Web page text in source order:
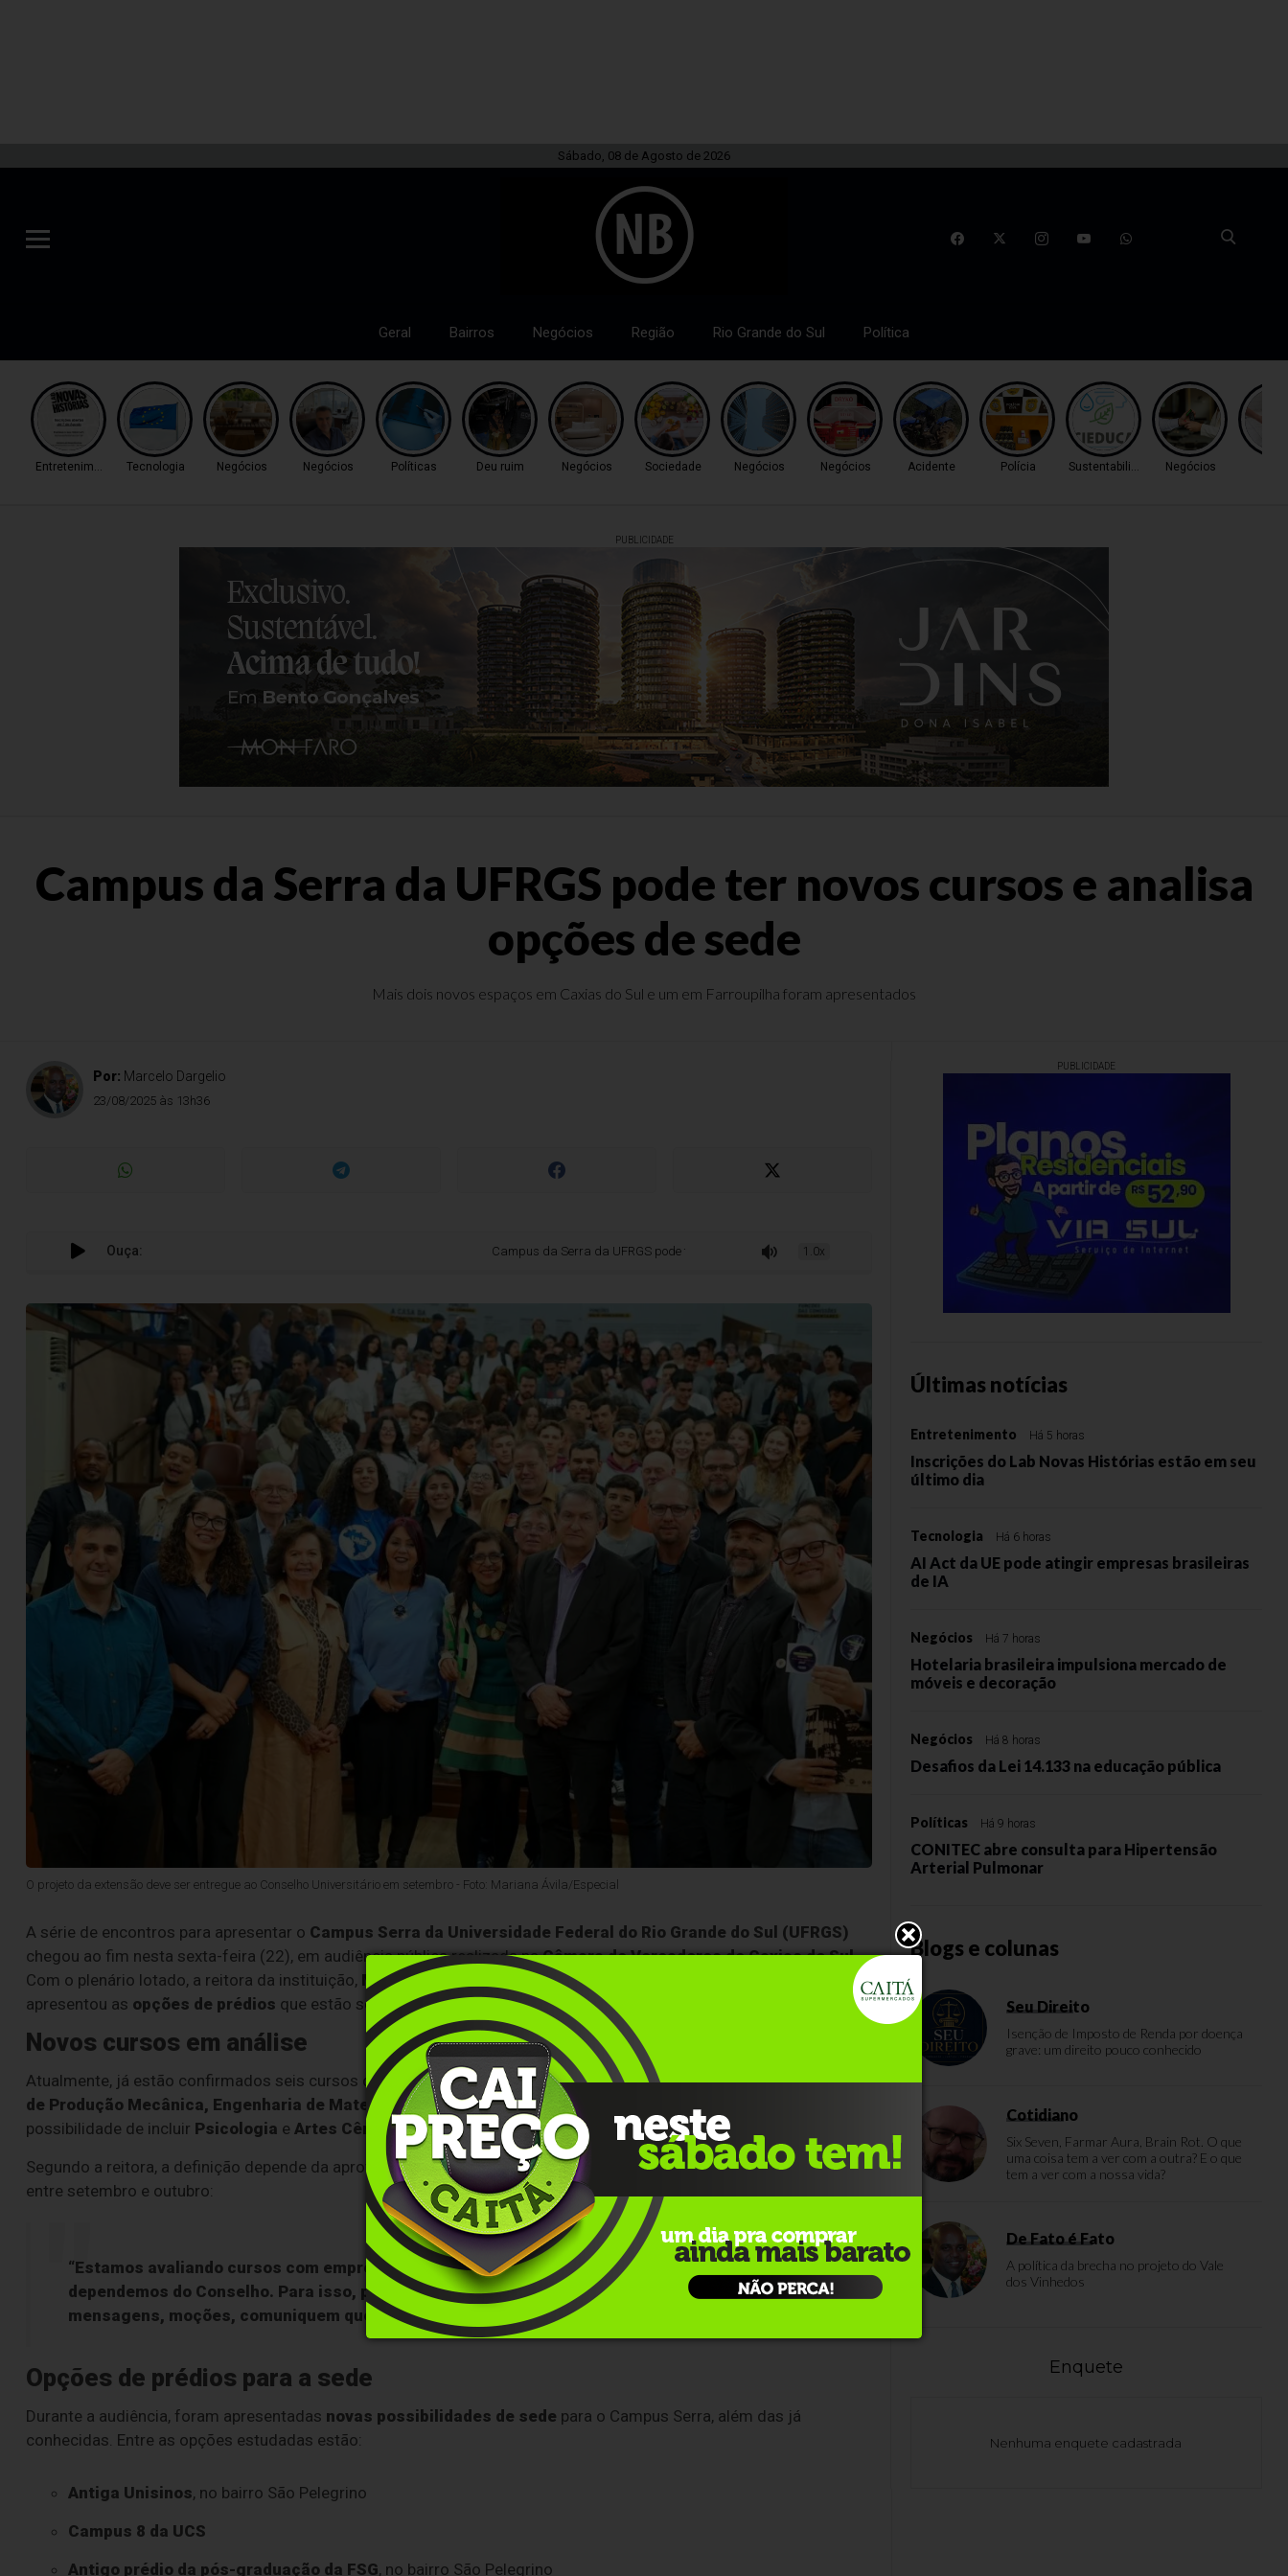
Sábado, 08 de Agosto de 2026
Geral Bairros Negócios Região Rio Grande do Sul Política
Entretenimento Tecnologia Negócios Negócios Políticas Deu ruim Negócios Sociedade Negócios Negócios Acidente Polícia Sustentabilidade Negócios
PUBLICIDADE
Campus da Serra da UFRGS pode ter novos cursos e analisa
opções de sede
Mais dois novos espaços em Caxias do Sul e um em Farroupilha foram apresentados
Por: Marcelo Dargelio
23/08/2025 às 13h36
Ouça: Campus da Serra da UFRGS pode ter novos cursos e analisa opções de sede
1.0x
O projeto da extensão deve ser entregue ao Conselho Universitário em setembro - Foto: Mariana Ávila/Especial
A série de encontros para apresentar o Campus Serra da Universidade Federal do Rio Grande do Sul (UFRGS)
chegou ao fim nesta sexta-feira (22), em audiência pública realizada naCâmara de Vereadores de Caxias do Sul.
Com o plenário lotado, a reitora da instituição, Márcia Barbosa , anunciou a possibilidade de
apresentou as opções de prédios que estão sendo avaliados para sediar a universidade na Serra Gaúcha.
Novos cursos em análise
Atualmente, já estão confirmados seis cursos de graduação:Administração, Engenharia Agrícola, Engenharia
de Produção Mecânica, Engenharia de Materiais e Manufatura, Ciência de Dados e Pedagogia
possibilidade de incluir Psicologia e Artes Cênicas , ampliando o leque de formações oferecidas.
Segundo a reitora, a definição depende da aprovação doConselho Universitário
da UFRGS, prevista para ocorrer
entre setembro e outubro:
“Estamos avaliando cursos com empregabilidade e interesse da juventude, mas ainda
dependemos do Conselho. Para isso, precisamos de uma voz ativa da comunidade. Mandem
mensagens, moções, comuniquem que desejam a UFRGS na Serra”, disse Márcia Barbosa.
Opções de prédios para a sede
Durante a audiência, foram apresentadas novas possibilidades de sede para o Campus Serra, além das já
conhecidas. Entre as opções estudadas estão:
Antiga Unisinos, no bairro São Pelegrino
Campus 8 da UCS
Antigo prédio da pós-graduação da FSG, no bairro São Pelegrino
PUBLICIDADE
Últimas notícias
Entretenimento Há 5 horas
Inscrições do Lab Novas Histórias estão em seu
último dia
Tecnologia Há 6 horas
AI Act da UE pode atingir empresas brasileiras
de IA
Negócios Há 7 horas
Hotelaria brasileira impulsiona mercado de
móveis e decoração
Negócios Há 8 horas
Desafios da Lei 14.133 na educação pública
Políticas Há 9 horas
CONITEC abre consulta para Hipertensão
Arterial Pulmonar
Blogs e colunas
Seu Direito
Isenção de Imposto de Renda por doença
grave: um direito pouco conhecido
Cotidiano
Six Seven, Farmar Aura, Brain Rot. O que
uma coisa tem a ver com a outra? E o que
tem a ver com a nossa vida?
De Fato é Fato
A política da brecha no projeto do Vale
dos Vinhedos
Enquete
Nenhuma enquete cadastrada